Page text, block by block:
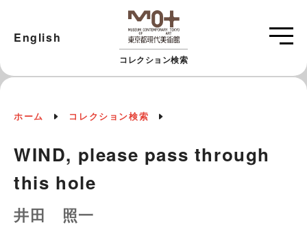
コレクション検索
English
ホーム コレクション検索
WIND, please pass through
this hole
井田 照一